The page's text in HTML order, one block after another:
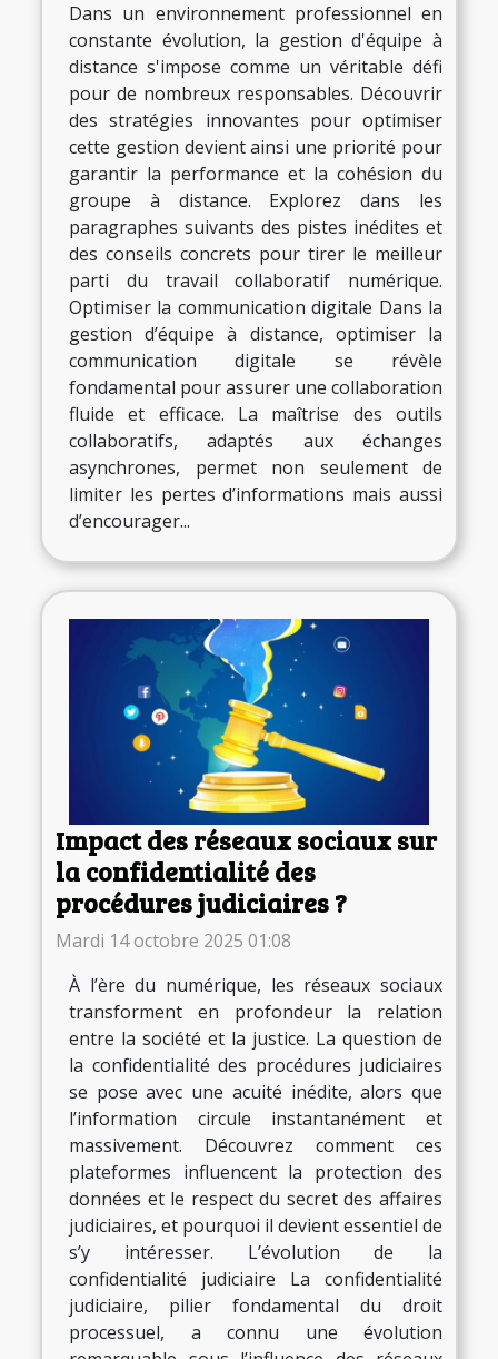
Dans un environnement professionnel en
constante évolution, la gestion d'équipe à
distance s'impose comme un véritable défi
pour de nombreux responsables. Découvrir
des stratégies innovantes pour optimiser
cette gestion devient ainsi une priorité pour
garantir la performance et la cohésion du
groupe à distance. Explorez dans les
paragraphes suivants des pistes inédites et
des conseils concrets pour tirer le meilleur
parti du travail collaboratif numérique.
Optimiser la communication digitale Dans la
gestion d’équipe à distance, optimiser la
communication digitale se révèle
fondamental pour assurer une collaboration
fluide et efficace. La maîtrise des outils
collaboratifs, adaptés aux échanges
asynchrones, permet non seulement de
limiter les pertes d’informations mais aussi
d’encourager...
Impact des réseaux sociaux sur
la confidentialité des
procédures judiciaires ?
Mardi 14 octobre 2025 01:08
À l’ère du numérique, les réseaux sociaux
transforment en profondeur la relation
entre la société et la justice. La question de
la confidentialité des procédures judiciaires
se pose avec une acuité inédite, alors que
l’information circule instantanément et
massivement. Découvrez comment ces
plateformes influencent la protection des
données et le respect du secret des affaires
judiciaires, et pourquoi il devient essentiel de
s’y intéresser. L’évolution de la
confidentialité judiciaire La confidentialité
judiciaire, pilier fondamental du droit
processuel, a connu une évolution